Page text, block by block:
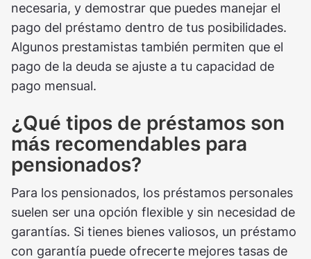
necesaria, y demostrar que puedes manejar el
pago del préstamo dentro de tus posibilidades.
Algunos prestamistas también permiten que el
pago de la deuda se ajuste a tu capacidad de
pago mensual.
¿Qué tipos de préstamos son
más recomendables para
pensionados?
Para los pensionados, los préstamos personales
suelen ser una opción flexible y sin necesidad de
garantías. Si tienes bienes valiosos, un préstamo
con garantía puede ofrecerte mejores tasas de